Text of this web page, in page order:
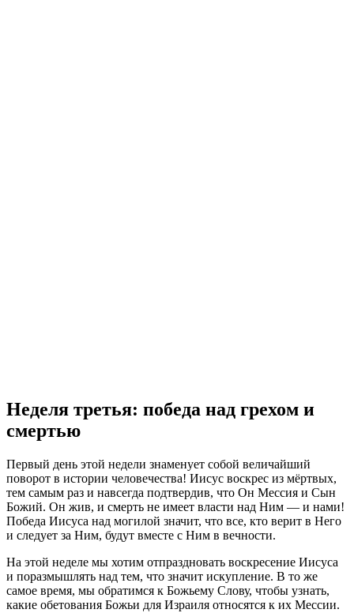
Неделя третья: победа над грехом и
смертью
Первый день этой недели знаменует собой величайший
поворот в истории человечества! Иисус воскрес из мёртвых,
тем самым раз и навсегда подтвердив, что Он Мессия и Сын
Божий. Он жив, и смерть не имеет власти над Ним — и нами!
Победа Иисуса над могилой значит, что все, кто верит в Него
и следует за Ним, будут вместе с Ним в вечности.
На этой неделе мы хотим отпраздновать воскресение Иисуса
и поразмышлять над тем, что значит искупление. В то же
самое время, мы обратимся к Божьему Слову, чтобы узнать,
какие обетования Божьи для Израиля относятся к их Мессии.